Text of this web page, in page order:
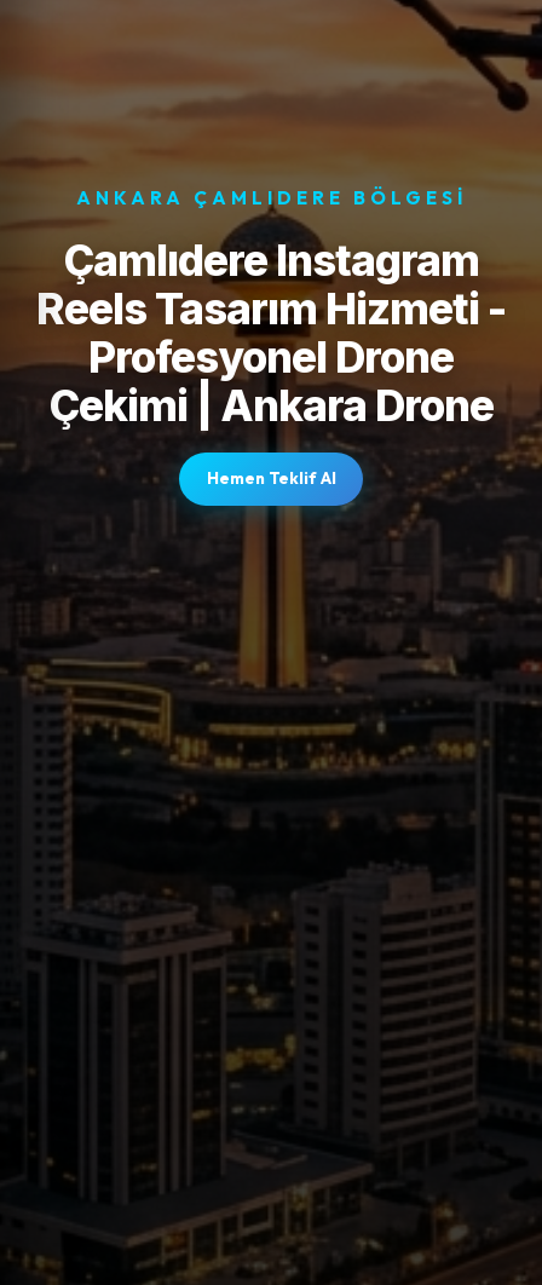
ANKARA ÇAMLIDERE BÖLGESI
Çamlıdere Instagram
Reels Tasarım Hizmeti -
Profesyonel Drone
Çekimi | Ankara Drone
Hemen Teklif Al